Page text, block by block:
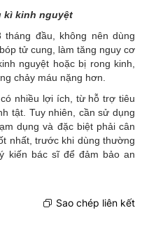
kì kinh nguyệt
đầu, không nên dùng
tử cung, làm tăng nguy cơ
nguyệt hoặc bị rong kinh,
chảy máu nặng hơn.
nhiều lợi ích, từ hỗ trợ tiêu
tật. Tuy nhiên, cần sử dụng
dụng và đặc biệt phải cân
nhất, trước khi dùng thường
kiến bác sĩ để đảm bảo an
Sao chép liên kết